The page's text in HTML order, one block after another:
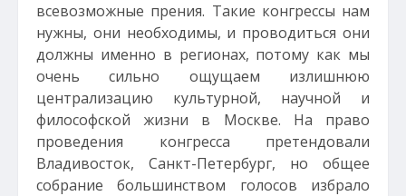
всевозможные прения. Такие конгрессы нам
нужны, они необходимы, и проводиться они
должны именно в регионах, потому как мы
очень сильно ощущаем излишнюю
централизацию культурной, научной и
философской жизни в Москве. На право
проведения конгресса претендовали
Владивосток, Санкт-Петербург, но общее
собрание большинством голосов избрало